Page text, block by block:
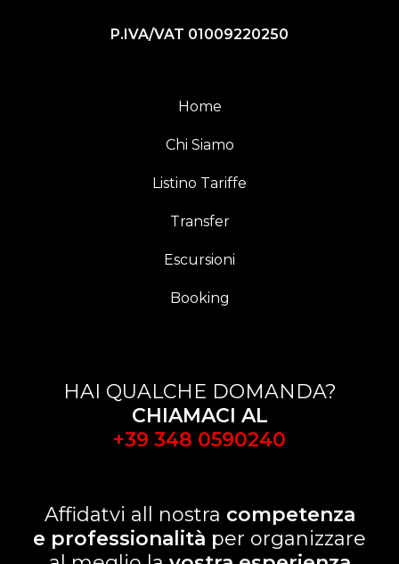
P.IVA/VAT 01009220250
Home
Chi Siamo
Listino Tariffe
Transfer
Escursioni
Booking
HAI QUALCHE DOMANDA?
CHIAMACI AL
+39 348 0590240
Affidatvi all nostra competenza
e professionalità per organizzare